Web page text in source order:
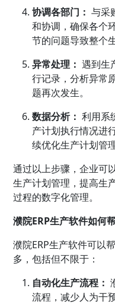
协调各部门： 与采
和协调，确保各个
节的问题导致整个
异常处理： 遇到生
行记录，分析异常
题再次发生。
数据分析： 利用系
产计划执行情况进
续优化生产计划管理
通过以上步骤，企业可
生产计划管理，提高生
过程的数字化管理。
濮院ERP生产软件如何
濮院ERP生产软件可以
多，包括但不限于：
自动化生产流程：
流程，减少人为干